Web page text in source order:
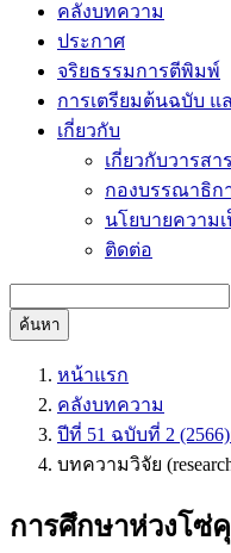
คลังบทความ
ประกาศ
จริยธรรมการตีพิมพ์
การเตรียมต้นฉบับ แ
เกี่ยวกับ
เกี่ยวกับวารสาร
กองบรรณาธิก
นโยบายความ
ติดต่อ
ค้นหา
หน้าแรก
คลังบทความ
ปีที่ 51 ฉบับที่ 2
บทความวิจัย
การศึกษาห่วงโซ่